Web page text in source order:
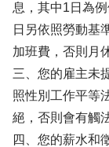
息，其中1日為
日另依照勞動基
加班費，否則月
三、您的雇主未
照性別工作平等
絕，否則會有觸
四、您的薪水和